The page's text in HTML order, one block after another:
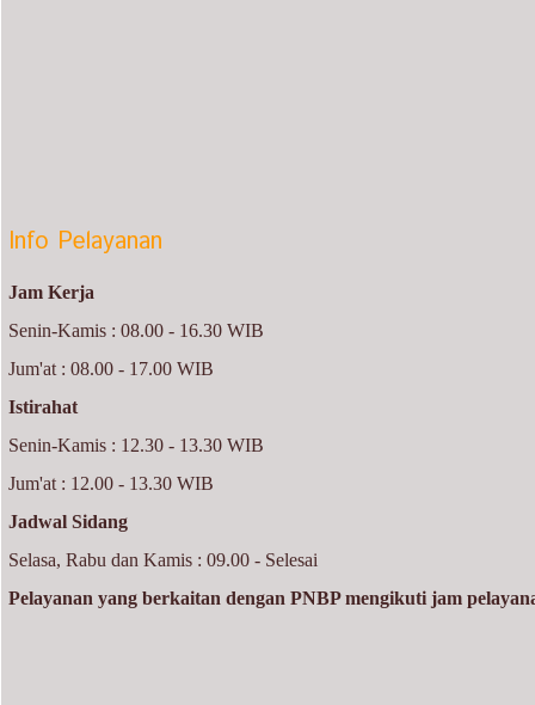
Info Pelayanan
Jam Kerja
Senin-Kamis : 08.00 - 16.30 WIB
Jum'at : 08.00 - 17.00 WIB
Istirahat
Senin-Kamis : 12.30 - 13.30 WIB
Jum'at : 12.00 - 13.30 WIB
Jadwal Sidang
Selasa, Rabu dan Kamis : 09.00 - Selesai
Pelayanan yang berkaitan dengan PNBP mengikuti jam